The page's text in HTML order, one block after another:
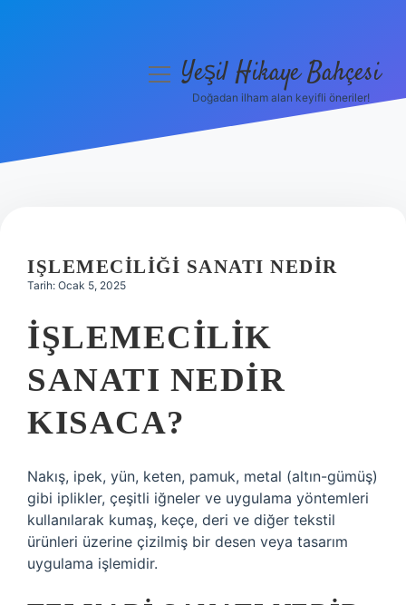
Hakkımızda
menüyüYeşil Hikaye Bahçesi
Doğadan ilham alan keyifli öneriler!
IŞLEMECILIĞI SANATI NEDIR
Tarih: Ocak 5, 2025
İŞLEMECILIK
SANATI NEDIR
KISACA?
Nakış, ipek, yün, keten, pamuk, metal (altın-gümüş)
gibi iplikler, çeşitli iğneler ve uygulama yöntemleri
kullanılarak kumaş, keçe, deri ve diğer tekstil
ürünleri üzerine çizilmiş bir desen veya tasarım
uygulama işlemidir.